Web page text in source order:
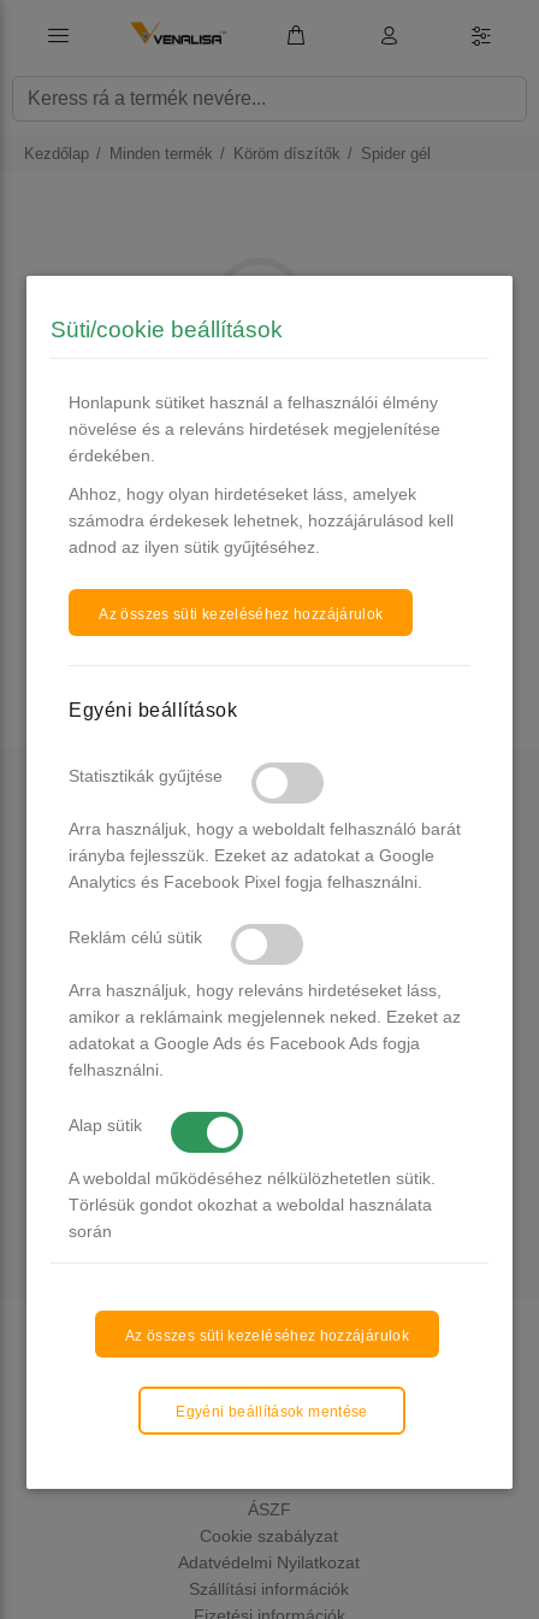
Kezdőlap Minden termék Köröm díszítők Spider gél
Nincs ilyen termékünk.
Szinte minden nap bővítjük készletünket!
Minden termék >>
PROFILOM
RÓLUNK
ELÉRHETŐSÉGEK
ÁSZF
Cookie szabályzat
Adatvédelmi Nyilatkozat
Szállítási információk
Fizetési információk
Süti/cookie beállítások
Honlapunk sütiket használ a felhasználói élmény
növelése és a releváns hirdetések megjelenítése
érdekében.
Ahhoz, hogy olyan hirdetéseket láss, amelyek
számodra érdekesek lehetnek, hozzájárulásod kell
adnod az ilyen sütik gyűjtéséhez.
Az összes süti kezeléséhez hozzájárulok
Egyéni beállítások
Statisztikák gyűjtése
Arra használjuk, hogy a weboldalt felhasználó barát
irányba fejlesszük. Ezeket az adatokat a Google
Analytics és Facebook Pixel fogja felhasználni.
Reklám célú sütik
Arra használjuk, hogy releváns hirdetéseket láss,
amikor a reklámaink megjelennek neked. Ezeket az
adatokat a Google Ads és Facebook Ads fogja
felhasználni.
Alap sütik
A weboldal működéséhez nélkülözhetetlen sütik.
Törlésük gondot okozhat a weboldal használata
során
Az összes süti kezeléséhez hozzájárulok
Egyéni beállítások mentése